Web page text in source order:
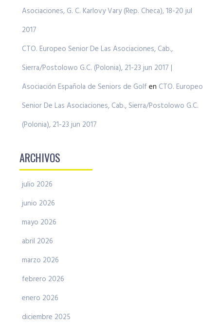
Asociaciones, G. C. Karlovy Vary (Rep. Checa), 18-20 jul
2017
CTO. Europeo Senior De Las Asociaciones, Cab.,
Sierra/Postolowo G.C. (Polonia), 21-23 jun 2017 |
Asociación Española de Seniors de Golf en CTO. Europeo
Senior De Las Asociaciones, Cab., Sierra/Postolowo G.C.
(Polonia), 21-23 jun 2017
ARCHIVOS
julio 2026
junio 2026
mayo 2026
abril 2026
marzo 2026
febrero 2026
enero 2026
diciembre 2025